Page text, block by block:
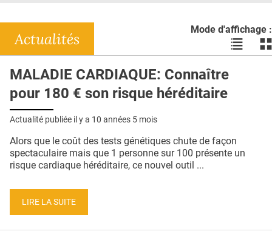
DOSSIERS
RÉSEAUX
E-REVUE SAD
THÉMA
QUI SOMMES-NOUS ?
CONDITIONS GÉNÉRALES
Mode d'affichage :
Voir
les
les
Actualités
MALADIE CARDIAQUE: Connaître
pour 180 € son risque héréditaire
Actualité publiée il y a 10 années 5 mois
Alors que le coût des tests génétiques chute de façon
spectaculaire mais que 1 personne sur 100 présente un
risque cardiaque héréditaire, ce nouvel outil ...
LIRE LA SUITE